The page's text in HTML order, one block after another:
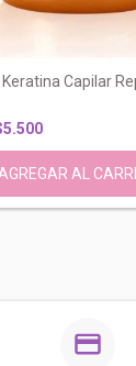
Capilar